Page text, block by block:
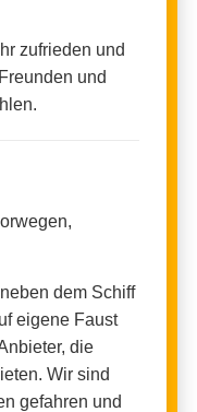
zufrieden und
und
dem Schiff
eigene Faust
die
Wir sind
gefahren und